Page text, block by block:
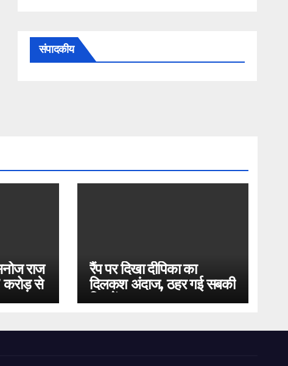
संपादकीय
राज
करोड़ से
रैंप पर दिखा दीपिका का
दिलकश अंदाज, ठहर गई सबकी
निगाहें